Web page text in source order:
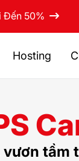
Đến 50%
Hosting
tầm